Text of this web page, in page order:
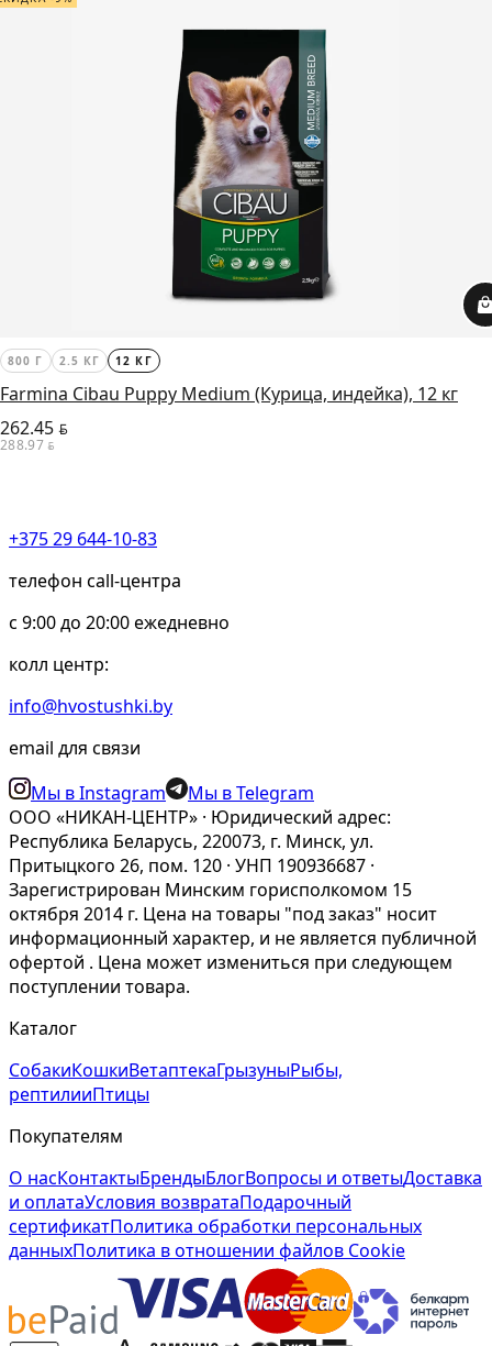
800 Г 2.5 КГ 12 КГ
Farmina Cibau Puppy Medium (Курица, индейка), 12 кг
262.45 BYN
288.97 BYN
+375 29 644-10-83
телефон call-центра
c 9:00 до 20:00 ежедневно
колл центр:
info@hvostushki.by
email для связи
Мы в Instagram
Мы в Telegram
ООО «НИКАН-ЦЕНТР» · Юридический адрес:
Республика Беларусь, 220073, г. Минск, ул.
Притыцкого 26, пом. 120 · УНП 190936687 ·
Зарегистрирован Минским горисполкомом 15
октября 2014 г. Цена на товары "под заказ" носит
информационный характер, и не является публичной
офертой . Цена может измениться при следующем
поступлении товара.
Каталог
СобакиКошкиВетаптекаГрызуныРыбы,
рептилииПтицы
Покупателям
О насКонтактыБрендыБлогВопросы и ответыДоставка
и оплатаУсловия возвратаПодарочный
сертификатПолитика обработки персональных
данныхПолитика в отношении файлов Cookie